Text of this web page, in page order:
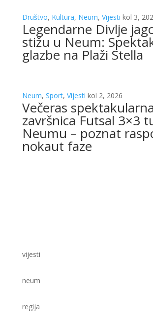
Društvo, Kultura, Neum, Vijesti kol 3,
Legendarne Divlje
stižu u Neum:
glazbe na Plaži Stella
Neum, Sport, Vijesti kol 2, 2026
Večeras
završnica Futsal 3×3
Neumu – poznat
nokaut faze
vijesti
neum
regija